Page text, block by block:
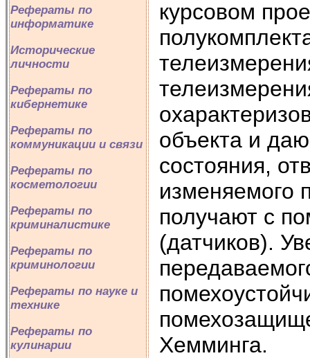
Рефераты по
информатике
Исторические
личности
Рефераты по
кибернетике
Рефераты по
коммуникации и связи
Рефераты по
косметологии
Рефераты по
криминалистике
Рефераты по
криминологии
Рефераты по науке и
технике
Рефераты по
кулинарии
курсовом
объекта и
состояния,
изменяемого
получают с
(датчиков).
Хемминга.